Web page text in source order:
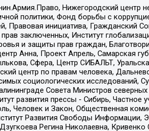
Нижегородский центр
политики, Фонд борьбы с
Правовая инициатива,
заключенных, Институт
и защиты прав граждан,
Анна, Проект Апрель, Самарская
Сфера, Центр СИБАЛЬТ,
центр по правам человека,
социологических
Совета Министров
развития прессы - Сибирь,
Человек и Закон, Общественная
Развития Свободы
Регина Николаевна,